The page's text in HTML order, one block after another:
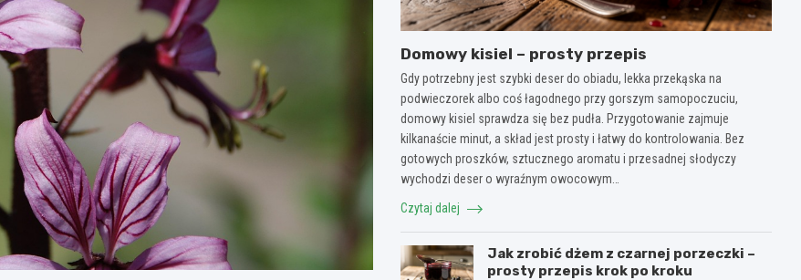
Domowy kisiel – prosty przepis
Gdy potrzebny jest szybki deser do obiadu, lekka przekąska na
podwieczorek albo coś łagodnego przy gorszym samopoczuciu,
domowy kisiel sprawdza się bez pudła. Przygotowanie zajmuje
kilkanaście minut, a skład jest prosty i łatwy do kontrolowania. Bez
gotowych proszków, sztucznego aromatu i przesadnej słodyczy
wychodzi deser o wyraźnym owocowym…
Czytaj dalej
Jak zrobić dżem z czarnej porzeczki –
prosty przepis krok po kroku